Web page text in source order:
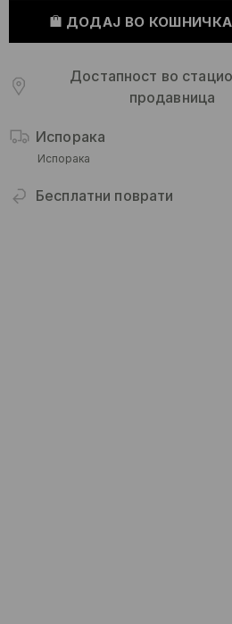
ДОДАЈ ВО КОШНИЧКА
Достапност во
продавница
Испорака
Испорака
Бесплатни поврати